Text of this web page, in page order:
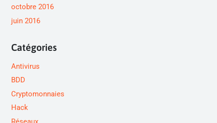
octobre 2016
juin 2016
Catégories
Antivirus
BDD
Cryptomonnaies
Hack